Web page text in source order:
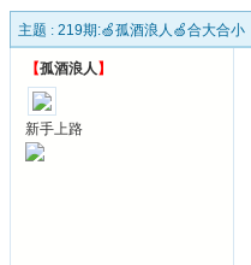
主题 : 219期:🍏孤酒浪人🍏合大合小
【孤酒浪人 】
新手上路